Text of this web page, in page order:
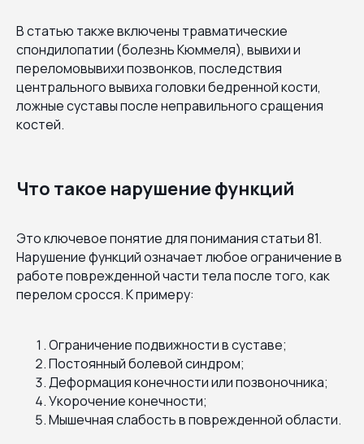
В статью также включены травматические
спондилопатии (болезнь Кюммеля), вывихи и
переломовывихи позвонков, последствия
центрального вывиха головки бедренной кости,
ложные суставы после неправильного сращения
костей.
Что такое нарушение функций
Это ключевое понятие для понимания статьи 81.
Нарушение функций означает любое ограничение в
работе поврежденной части тела после того, как
перелом сросся. К примеру:
Ограничение подвижности в суставе;
Постоянный болевой синдром;
Деформация конечности или позвоночника;
Укорочение конечности;
Мышечная слабость в поврежденной области.